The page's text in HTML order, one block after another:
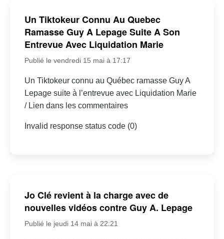
Un Tiktokeur Connu Au Quebec
Ramasse Guy A Lepage Suite A Son
Entrevue Avec Liquidation Marie
Publié le vendredi 15 mai à 17:17
Un Tiktokeur connu au Québec ramasse Guy A
Lepage suite à l’entrevue avec Liquidation Marie
/ Lien dans les commentaires
Invalid response status code (0)
Jo Clé revient à la charge avec de
nouvelles vidéos contre Guy A. Lepage
Publié le jeudi 14 mai à 22:21